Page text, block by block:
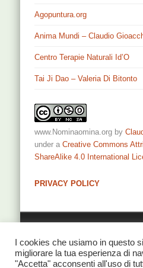
Agopuntura.org
Anima Mundi – Claudio
Centro Terapie Naturali Id’O
Tai Ji Dao – Valeria Di Bitonto
www.Nominaomina.org by
under aCreative Commons
ShareAlike 4.0 International
PRIVACY POLICY
I cookies che usiamo in questo
migliorare la tua esperienza di
"Accetta" acconsenti all'uso di